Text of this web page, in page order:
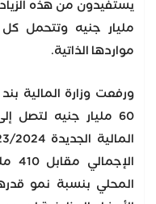
مليار جنيه وتتحمل
مواردها الذاتية.
ورفعت وزارة المالية